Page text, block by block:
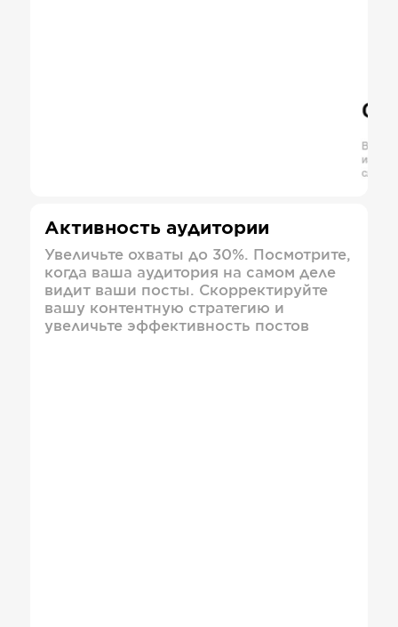
Активность аудитории
Увеличьте охваты до 30%. Посмотрите,
когда ваша аудитория на самом деле
видит ваши посты. Скорректируйте
вашу контентную стратегию и
увеличьте эффективность постов